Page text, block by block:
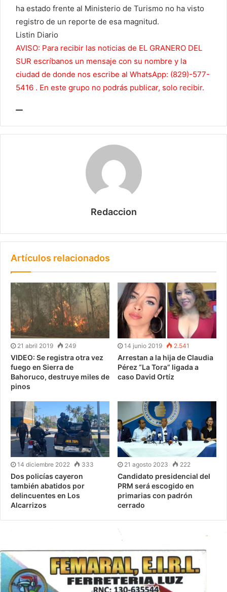
ha estado frente al Ministerio de Turismo no ha visto
registro de un reporte de esa magnitud.
Listin Diario
AVISO: Para recibir las noticias de EL GRANERO DEL
SUR escríbanos un mensaje con su nombre y la
ciudad de donde nos escribe al WhatsApp: (829)-577-
5416 . En este grupo no podrás publicar, solo recibir.
Redaccion
Artículos relacionados
21 abril 2019 249
VIDEO: Se registra otra vez
fuego en Sierra de
Bahoruco, destruye miles de
pinos
14 junio 2019 2.541
Arrestan a la hija de Claudia
Pérez “La Tora” ligada a
caso David Ortíz
14 diciembre 2022 333
Dos policías cayeron
también abatidos por
delincuentes en Los
Alcarrizos
21 agosto 2023 222
Candidato presidencial del
PRM será escogido en
primarias con padrón
cerrado